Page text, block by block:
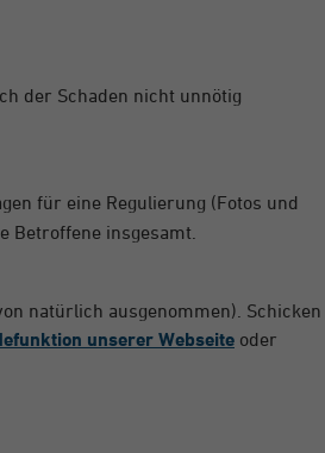
der Schaden nicht unnötig
für eine Regulierung (Fotos und
Betroffene insgesamt.
natürlich ausgenommen). Schicken
unserer Webseite oder